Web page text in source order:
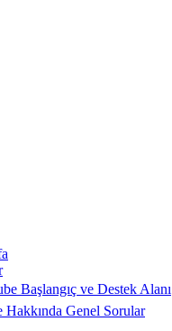
Başlangıç ve Destek Alanı
Hakkında Genel Sorular